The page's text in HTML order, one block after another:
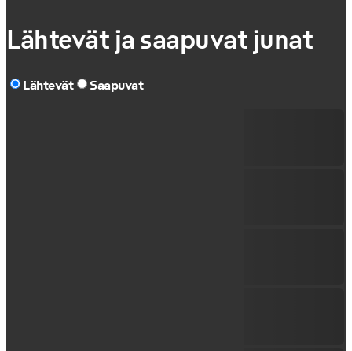
Lähtevät ja saapuvat junat
Lähtevät Saapuvat